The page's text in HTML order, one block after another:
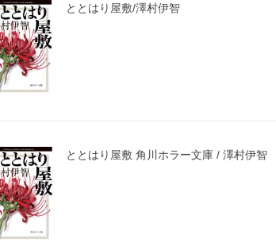
ととはり屋敷/澤村伊智